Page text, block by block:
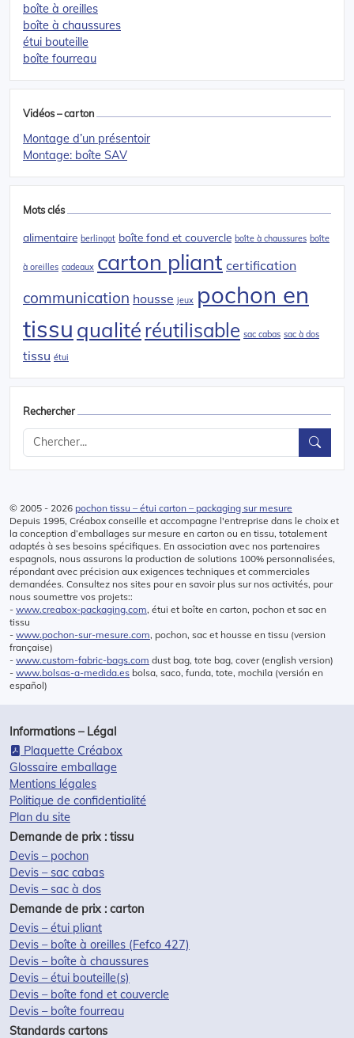
boîte à oreilles
boîte à chaussures
étui bouteille
boîte fourreau
Vidéos – carton
Montage d’un présentoir
Montage: boîte SAV
Mots clés
alimentaire berlingot boîte fond et couvercle boîte à chaussures boîte
à oreilles cadeaux carton pliant certification
communication housse jeux pochon en
tissu qualité réutilisable sac cabas sac à dos
tissu étui
Rechercher
© 2005 - 2026 pochon tissu – étui carton – packaging sur mesure
Depuis 1995, Créabox conseille et accompagne l'entreprise dans le choix et
la conception d’emballages sur mesure en carton ou en tissu, totalement
adaptés à ses besoins spécifiques. En association avec nos partenaires
espagnols, nous assurons la production de solutions 100% personnalisées,
répondant avec précision aux exigences techniques et commerciales
demandées. Consultez nos sites pour en savoir plus sur nos activités, pour
nous soumettre vos projets::
- www.creabox-packaging.com, étui et boîte en carton, pochon et sac en
tissu
- www.pochon-sur-mesure.com, pochon, sac et housse en tissu (version
française)
- www.custom-fabric-bags.com dust bag, tote bag, cover (english version)
- www.bolsas-a-medida.es bolsa, saco, funda, tote, mochila (versión en
español)
Informations – Légal
Plaquette Créabox
Glossaire emballage
Mentions légales
Politique de confidentialité
Plan du site
Demande de prix : tissu
Devis – pochon
Devis – sac cabas
Devis – sac à dos
Demande de prix : carton
Devis – étui pliant
Devis – boîte à oreilles (Fefco 427)
Devis – boîte à chaussures
Devis – étui bouteille(s)
Devis – boîte fond et couvercle
Devis – boîte fourreau
Standards cartons